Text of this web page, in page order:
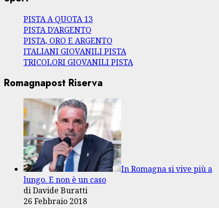
PISTA A QUOTA 13
PISTA D’ARGENTO
PISTA, ORO E ARGENTO
ITALIANI GIOVANILI PISTA
TRICOLORI GIOVANILI PISTA
Romagnapost Riserva
In Romagna si vive più a
lungo. E non è un caso
di Davide Buratti
26 Febbraio 2018